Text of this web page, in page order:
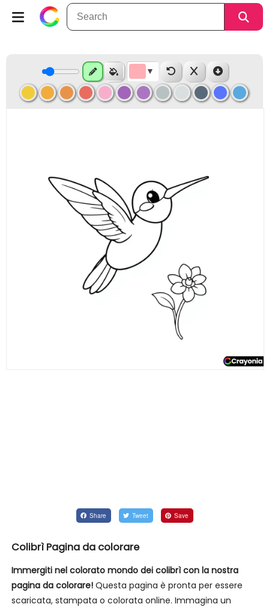
Share Tweet Save
Colibrì Pagina da colorare
Immergiti nel colorato mondo dei colibrì con la nostra
pagina da colorare!Questa pagina è pronta per essere
scaricata, stampata o colorata online. Immagina un